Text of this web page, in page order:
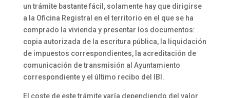
un trámite bastante fácil, solamente hay que dirigirse
a la Oficina Registral en el territorio en el que se ha
comprado la vivienda y presentar los documentos:
copia autorizada de la escritura pública, la liquidación
de impuestos correspondientes, la acreditación de
comunicación de transmisión al Ayuntamiento
correspondiente y el último recibo del IBI.
El coste de este trámite varía dependiendo del valor